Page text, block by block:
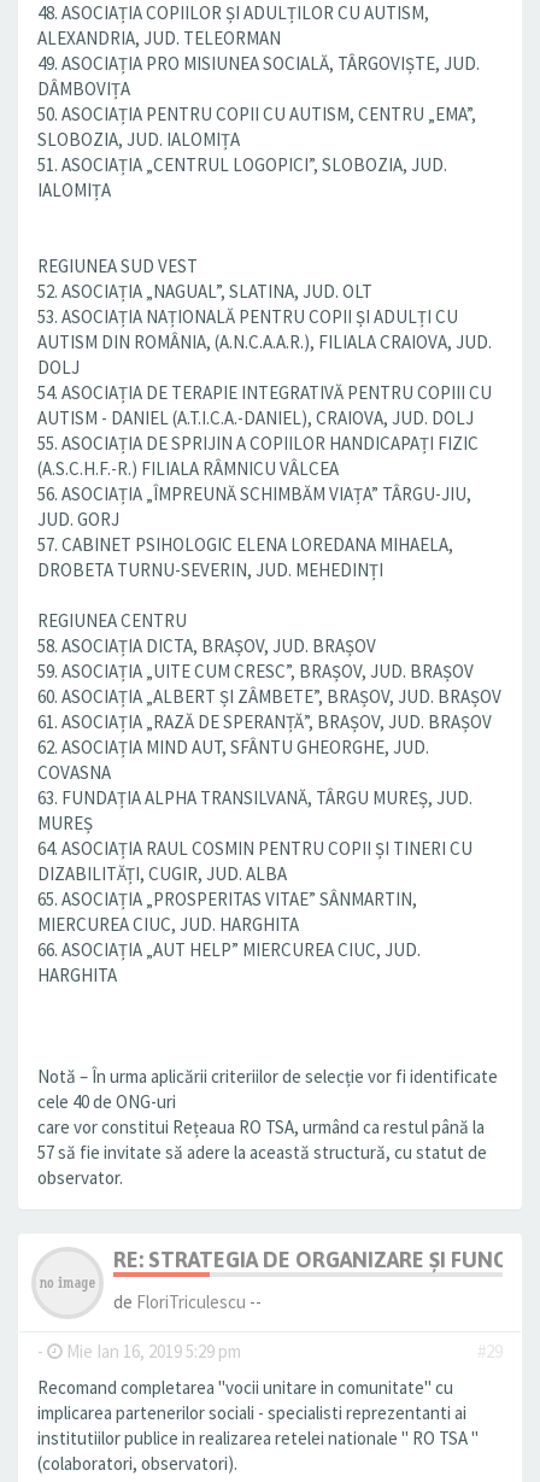
48. ASOCIAȚIA COPIILOR ȘI ADULȚILOR CU AUTISM,
ALEXANDRIA, JUD. TELEORMAN
49. ASOCIAȚIA PRO MISIUNEA SOCIALĂ, TÂRGOVIȘTE, JUD.
DÂMBOVIȚA
50. ASOCIAȚIA PENTRU COPII CU AUTISM, CENTRU „EMA”,
SLOBOZIA, JUD. IALOMIȚA
51. ASOCIAȚIA „CENTRUL LOGOPICI”, SLOBOZIA, JUD.
IALOMIȚA
REGIUNEA SUD VEST
52. ASOCIAȚIA „NAGUAL”, SLATINA, JUD. OLT
53. ASOCIAȚIA NAȚIONALĂ PENTRU COPII ȘI ADULȚI CU
AUTISM DIN ROMÂNIA, (A.N.C.A.A.R.), FILIALA CRAIOVA, JUD.
DOLJ
54. ASOCIAȚIA DE TERAPIE INTEGRATIVĂ PENTRU COPIII CU
AUTISM - DANIEL (A.T.I.C.A.-DANIEL), CRAIOVA, JUD. DOLJ
55. ASOCIAȚIA DE SPRIJIN A COPIILOR HANDICAPAȚI FIZIC
(A.S.C.H.F.-R.) FILIALA RÂMNICU VÂLCEA
56. ASOCIAȚIA „ÎMPREUNĂ SCHIMBĂM VIAȚA” TÂRGU-JIU,
JUD. GORJ
57. CABINET PSIHOLOGIC ELENA LOREDANA MIHAELA,
DROBETA TURNU-SEVERIN, JUD. MEHEDINȚI
REGIUNEA CENTRU
58. ASOCIAȚIA DICTA, BRAȘOV, JUD. BRAȘOV
59. ASOCIAȚIA „UITE CUM CRESC”, BRAȘOV, JUD. BRAȘOV
60. ASOCIAȚIA „ALBERT ȘI ZÂMBETE”, BRAȘOV, JUD. BRAȘOV
61. ASOCIAȚIA „RAZĂ DE SPERANȚĂ”, BRAȘOV, JUD. BRAȘOV
62. ASOCIAȚIA MIND AUT, SFÂNTU GHEORGHE, JUD.
COVASNA
63. FUNDAȚIA ALPHA TRANSILVANĂ, TÂRGU MUREȘ, JUD.
MUREȘ
64. ASOCIAȚIA RAUL COSMIN PENTRU COPII ȘI TINERI CU
DIZABILITĂȚI, CUGIR, JUD. ALBA
65. ASOCIAȚIA „PROSPERITAS VITAE” SÂNMARTIN,
MIERCUREA CIUC, JUD. HARGHITA
66. ASOCIAȚIA „AUT HELP” MIERCUREA CIUC, JUD.
HARGHITA
Notă – În urma aplicării criteriilor de selecție vor fi identificate
cele 40 de ONG-uri
care vor constitui Rețeaua RO TSA, urmând ca restul până la
57 să fie invitate să adere la această structură, cu statut de
observator.
RE: STRATEGIA DE ORGANIZARE ȘI
de FloriTriculescu --
- Mie Ian 16, 2019 5:29 pm
#29
Recomand completarea "vocii unitare in comunitate" cu
implicarea partenerilor sociali - specialisti reprezentanti ai
institutiilor publice in realizarea retelei nationale " RO TSA "
(colaboratori, observatori).